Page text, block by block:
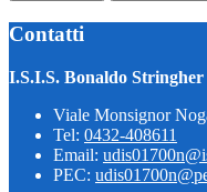
Contatti
I.S.I.S. Bonaldo Stringher
Viale Monsignor
Tel: 0432-408611
Email:
PEC: